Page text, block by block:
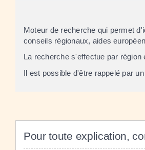
Moteur de recherche qui permet
conseils régionaux, aides
La recherche s'effectue par
Il est possible d'être rappelé par
Pour toute explication,